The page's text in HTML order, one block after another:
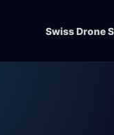
Swiss Drone